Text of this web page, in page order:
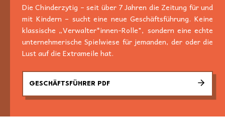
Die Chinderzytig – seit über 7 Jahren die Zeitung für und
mit Kindern – sucht eine neue Geschäftsführung. Keine
klassische „Verwalter*innen-Rolle", sondern eine echte
unternehmerische Spielwiese für jemanden, der oder die
Lust auf die Extrameile hat.
GESCHÄFTSFÜHRER PDF